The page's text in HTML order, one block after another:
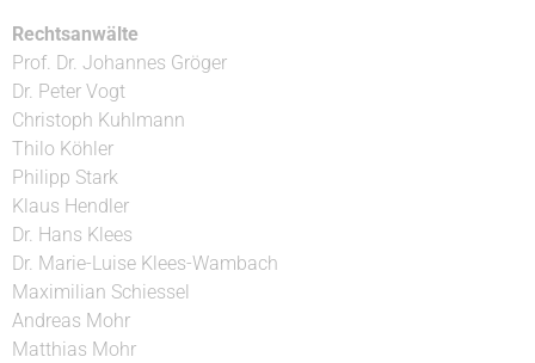
Rechtsanwälte
Prof. Dr. Johannes Gröger
Dr. Peter Vogt
Christoph Kuhlmann
Thilo Köhler
Philipp Stark
Klaus Hendler
Dr. Hans Klees
Dr. Marie-Luise Klees-Wambach
Maximilian Schiessel
Andreas Mohr
Matthias Mohr